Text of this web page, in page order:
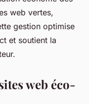
web vertes,
gestion optimise
et soutient la
web éco-